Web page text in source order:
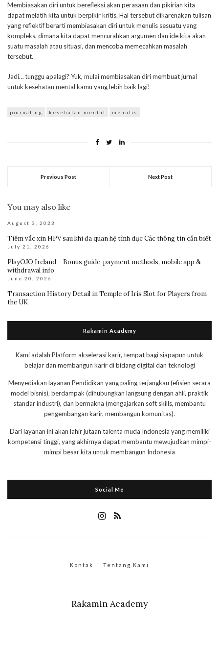
Membiasakan diri untuk berefleksi akan perasaan dan pikirian kita
dapat melatih kita untuk berpikir kritis. Hal tersebut dikarenakan tulisan
yang reflektif berarti membiasakan diri untuk menulis sesuatu yang
kompleks, dimana kita dapat mencurahkan argumen dan ide kita akan
suatu masalah atau situasi, dan mencoba memecahkan masalah
tersebut.
Jadi… tunggu apalagi? Yuk, mulai membiasakan diri membuat jurnal
untuk kesehatan mental kamu yang lebih baik lagi!
journaling kesehatan mental menulis
Previous Post Next Post
You may also like
August 3, 2023
Tiêm vắc xin HPV sau khi đã quan hệ tình dục Các thông tin cần biết
July 21, 2026
PlayOJO Ireland – Bonus guide, payment methods, mobile app &
withdrawal info
June 20, 2026
Transaction History Detail in Temple of Iris Slot for Players from
the UK
Rakamin Academy
Kami adalah Platform akselerasi karir, tempat bagi siapapun untuk
belajar dan membangun karir di bidang digital dan teknologi
Menyediakan layanan Pendidikan yang paling terjangkau (efisien secara
model bisnis), berdampak (dihubungkan langsung dengan ahli, praktik
standar industri), dan bermakna (mengajarkan soft skills, membantu
pengembangan karir, membangun komunitas).
Dari layanan ini akan lahir jutaan talenta muda Indonesia yang memiliki
kompetensi tinggi, yang akhirnya dapat membantu mewujudkan mimpi-
mimpi besar kita untuk membangun Indonesia
Social Me
Kontak Tentang Kami
Rakamin Academy